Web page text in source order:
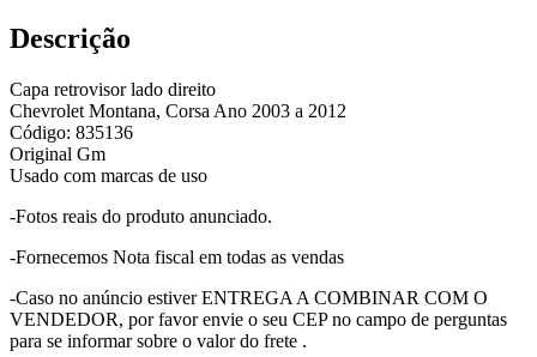
Descrição
Capa retrovisor lado direito
Chevrolet Montana, Corsa Ano 2003 a 2012
Código: 835136
Original Gm
Usado com marcas de uso
-Fotos reais do produto anunciado.
-Fornecemos Nota fiscal em todas as vendas
-Caso no anúncio estiver ENTREGA A COMBINAR COM O
VENDEDOR, por favor envie o seu CEP no campo de perguntas
para se informar sobre o valor do frete .